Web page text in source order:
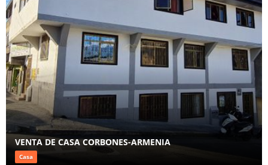
VENTA DE CASA CORBONES-ARMENIA
Casa